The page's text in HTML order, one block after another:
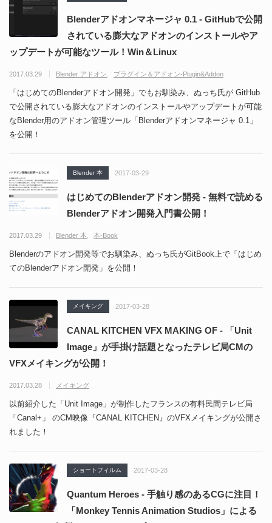
Blenderアドオンマネージャ 0.1 - GitHubで公開
されている膨大なアドオンのインストールやア
ップデートが可能なツール！Win＆Linux
2017.03.29 Blender アドオン プラグイン＆アドオン-Plugin&Addon
「はじめてのBlenderアドオン開発」でもお馴染み、ぬっち氏が GitHub
で公開されている膨大なアドオンのインストールやアップデートが可能
なBlender用のアドオン管理ツール「Blenderアドオンマネージャ 0.1」
を公開！
Blender 本 2017-03-29
はじめてのBlenderアドオン開発 - 無料で読める
Blenderアドオン開発入門書公開！
2017.03.29 Blender 本 本-Book
Blenderのアドオン開発等でお馴染み、ぬっち氏がGitBook上で「はじめ
てのBlenderアドオン開発」を公開！
メイキング 2017-03-28
CANAL KITCHEN VFX MAKING OF - 「Unit
Image」が手掛け話題となったテレビ局CMの
VFXメイキングが公開！
2017.03.28 メイキング
以前紹介した「Unit Image」が制作したフランスの有料民間テレビ局
「Canal+」 のCM映像『CANAL KITCHEN』のVFXメイキングが公開さ
れました！
ショートフィルム 2017-03-28
Quantum Heroes - 手触り感のあるCGに注目！
「Monkey Tennis Animation Studios」による